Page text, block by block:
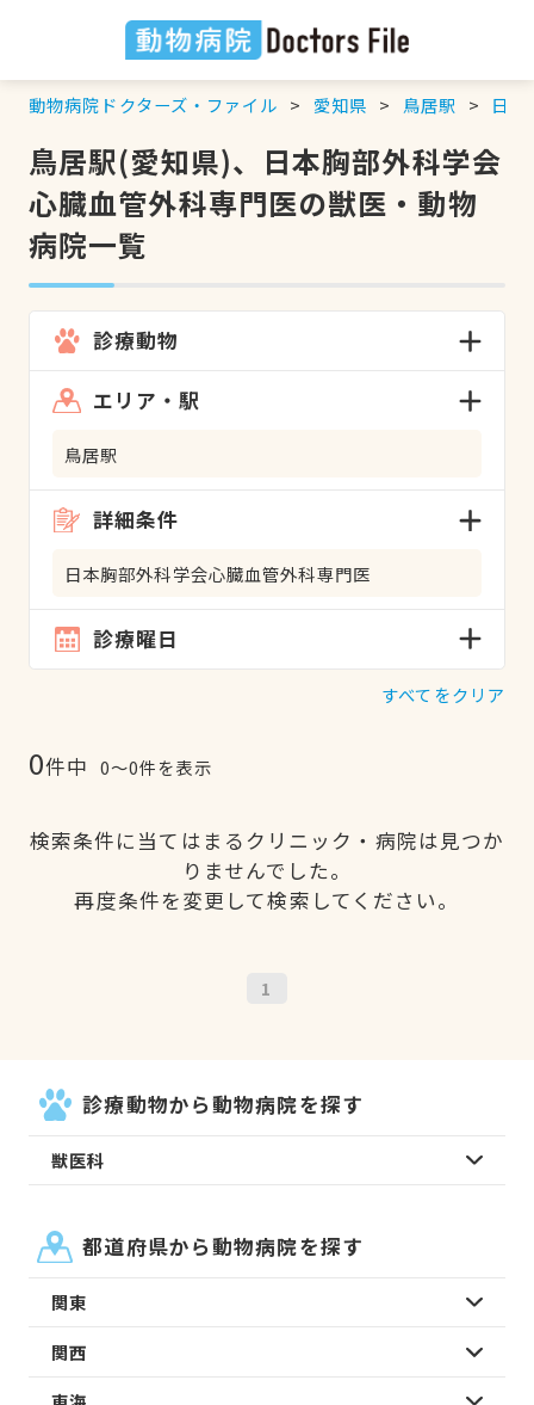
動物病院ドクターズ・ファイル 愛知県 鳥居駅 日本
鳥居駅(愛知県)、日本胸部外科学会
心臓血管外科専門医の獣医・動物
病院一覧
診療動物
エリア・駅
鳥居駅
詳細条件
日本胸部外科学会心臓血管外科専門医
診療曜日
すべてをクリア
0件中 0〜0件を表示
検索条件に当てはまるクリニック・病院は見つか
りませんでした。
再度条件を変更して検索してください。
1
診療動物から動物病院を探す
獣医科
都道府県から動物病院を探す
関東
関西